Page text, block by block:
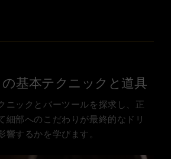
基本テクニックと道具
ニックとバーツールを探求し、正
細部へのこだわりが最終的なドリ
響するかを学びます。